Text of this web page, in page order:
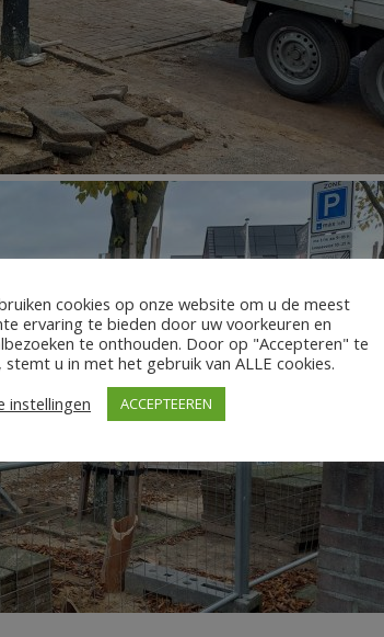
cookies op onze website om u de meest
ervaring te bieden door uw voorkeuren en
te onthouden. Door op "Accepteren" te
stemt u in met het gebruik van ALLE cookies.
instellingen
ACCEPTEEREN